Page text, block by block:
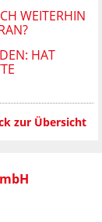
WEITERHIN G
HAT
zur Übersicht